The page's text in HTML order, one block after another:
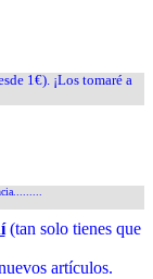
1€). ¡Los tomaré a
(tan solo tienes que
artículos.